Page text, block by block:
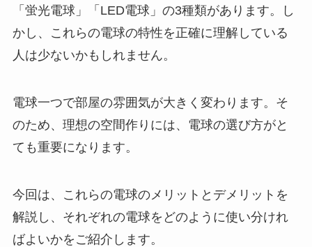
「蛍光電球」「LED電球」の3種類があります。し
かし、これらの電球の特性を正確に理解している
人は少ないかもしれません。
電球一つで部屋の雰囲気が大きく変わります。そ
のため、理想の空間作りには、電球の選び方がと
ても重要になります。
今回は、これらの電球のメリットとデメリットを
解説し、それぞれの電球をどのように使い分けれ
ばよいかをご紹介します。